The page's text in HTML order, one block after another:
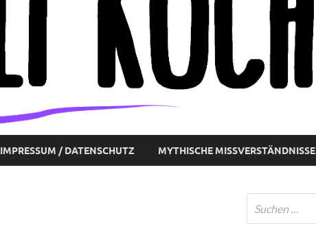
IMPRESSUM / DATENSCHUTZ MYTHISCHE MISSVERSTÄNDNISSE